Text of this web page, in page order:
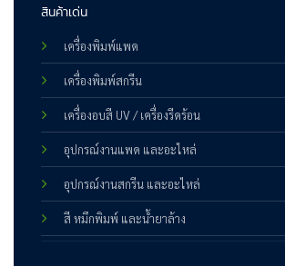
สินค้าเด่น
เครื่องพิมพ์แพด
เครื่องพิมพ์สกรีน
เครื่องอบสี UV / เครื่องรีดร้อน
อุปกรณ์งานแพด และอะไหล่
อุปกรณ์งานสกรีน และอะไหล่
สี หมึกพิมพ์ และน้ำยาล้าง